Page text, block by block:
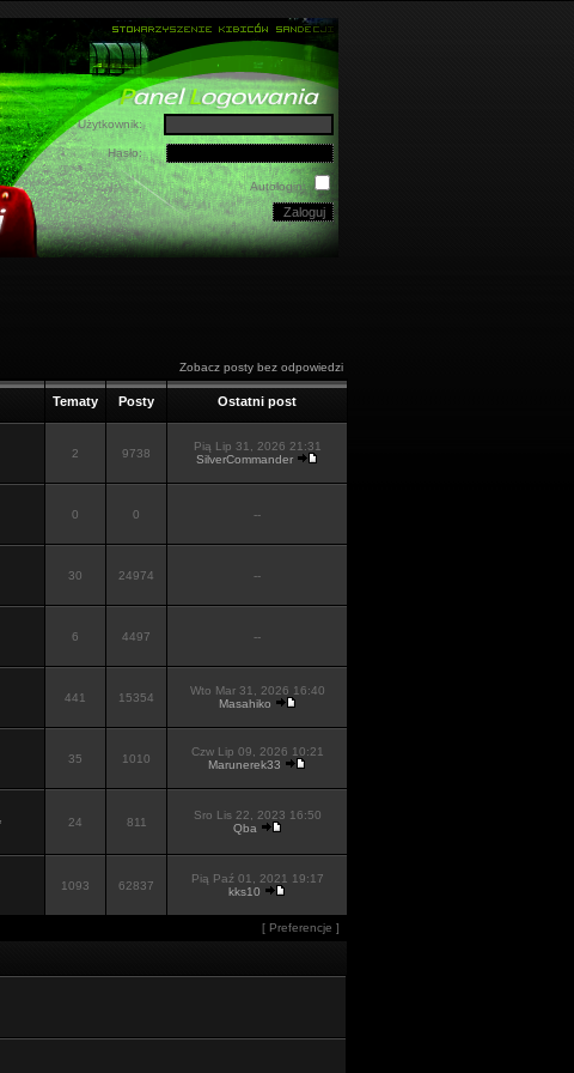
Użytkownik:
Hasło:
Autologin:
Zobacz posty bez odpowiedzi
Tematy Posty Ostatni post
2 9738
Pią Lip 31, 2026 21:31
SilverCommander
0 0 --
30 24974 --
6 4497 --
441 15354
Wto Mar 31, 2026 16:40
Masahiko
35 1010
Czw Lip 09, 2026 10:21
Marunerek33
24 811
Sro Lis 22, 2023 16:50
Qba
1093
62837
Pią Paź 01, 2021 19:17
kks10
[ Preferencje ]